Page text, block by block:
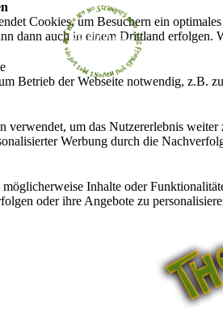
Cookies, um Besuchern ein
dann auch in einem Drittland erfolgen.
Betrieb der Webseite notwendig, z.B.
verwendet, um das Nutzererlebnis
Werbung durch die
möglicherweise Inhalte oder
oder ihre Angebote zu